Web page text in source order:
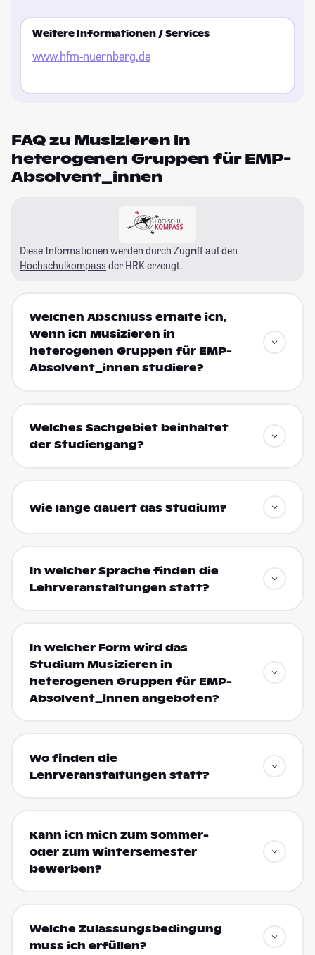
Weitere Informationen / Services
www.hfm-nuernberg.de
FAQ zu Musizieren in
heterogenen Gruppen für EMP-
Absolvent_innen
Diese Informationen werden durch Zugriff auf den
Hochschulkompass der HRK erzeugt.
Welchen Abschluss erhalte ich,
wenn ich Musizieren in
heterogenen Gruppen für EMP-
Absolvent_innen studiere?
Welches Sachgebiet beinhaltet
der Studiengang?
Wie lange dauert das Studium?
In welcher Sprache finden die
Lehrveranstaltungen statt?
In welcher Form wird das
Studium Musizieren in
heterogenen Gruppen für EMP-
Absolvent_innen angeboten?
Wo finden die
Lehrveranstaltungen statt?
Kann ich mich zum Sommer-
oder zum Wintersemester
bewerben?
Welche Zulassungsbedingung
muss ich erfüllen?